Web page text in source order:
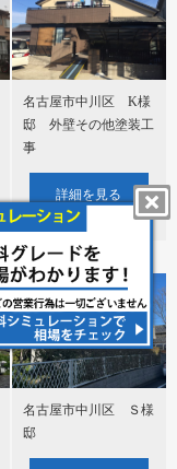
名古屋市中川区 K様
邸 外壁その他塗装工
事
詳細を見る
名古屋市中川区 Ｓ様
邸